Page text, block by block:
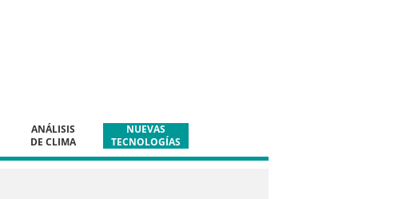
ANÁLISIS
DE CLIMA
NUEVAS
TECNOLOGÍAS